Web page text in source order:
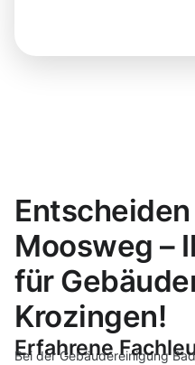
Moosweg –
für
Krozingen!
Erfahrene
Bei der Gebäudereinigung